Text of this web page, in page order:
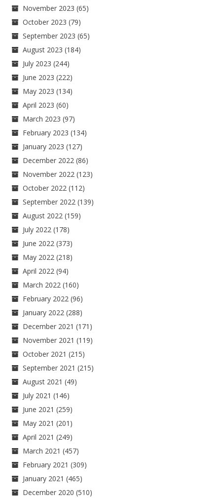
November 2023 (65)
October 2023 (79)
September 2023 (65)
August 2023 (184)
July 2023 (244)
June 2023 (222)
May 2023 (134)
April 2023 (60)
March 2023 (97)
February 2023 (134)
January 2023 (127)
December 2022 (86)
November 2022 (123)
October 2022 (112)
September 2022 (139)
August 2022 (159)
July 2022 (178)
June 2022 (373)
May 2022 (218)
April 2022 (94)
March 2022 (160)
February 2022 (96)
January 2022 (288)
December 2021 (171)
November 2021 (119)
October 2021 (215)
September 2021 (215)
August 2021 (49)
July 2021 (146)
June 2021 (259)
May 2021 (201)
April 2021 (249)
March 2021 (457)
February 2021 (309)
January 2021 (465)
December 2020 (510)